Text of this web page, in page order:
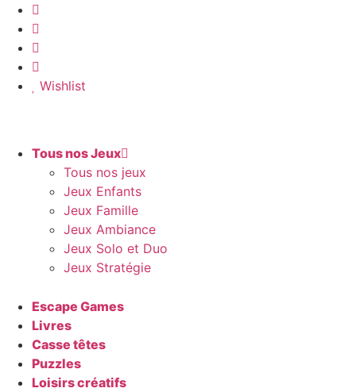
Aller
contenu
Wishlist
Tous nos Jeux
Tous nos jeux
Jeux Enfants
Jeux Famille
Jeux Ambiance
Jeux Solo et Duo
Jeux Stratégie
Escape Games
Livres
Casse têtes
Puzzles
Loisirs créatifs